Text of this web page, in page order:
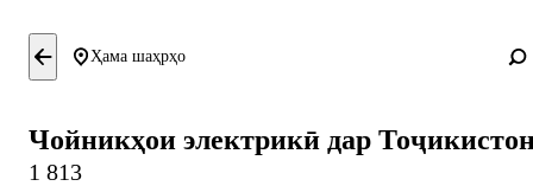
Ҳама шаҳрҳо
Чойникҳои электрикӣ дар
1 813